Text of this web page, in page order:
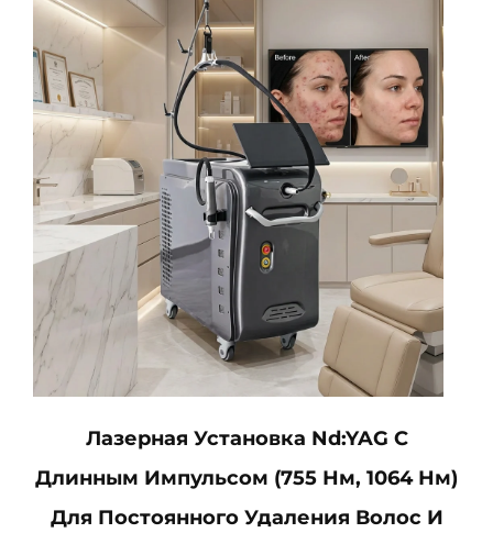
Лазерная Установка Nd:YAG С
Длинным Импульсом (755 Нм, 1064 Нм)
Для Постоянного Удаления Волос И